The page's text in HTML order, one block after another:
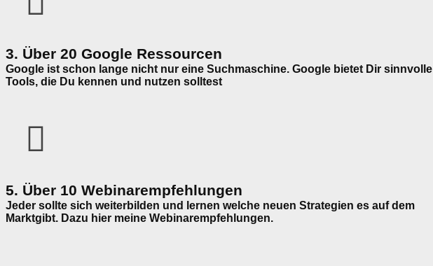
3. Über 20 Google Ressourcen
Google ist schon lange nicht nur eine Suchmaschine. Google bietet Dir sinnvolle
Tools, die Du kennen und nutzen solltest
5. Über 10 Webinarempfehlungen
Jeder sollte sich weiterbilden und lernen welche neuen Strategien es auf dem
Marktgibt. Dazu hier meine Webinarempfehlungen.